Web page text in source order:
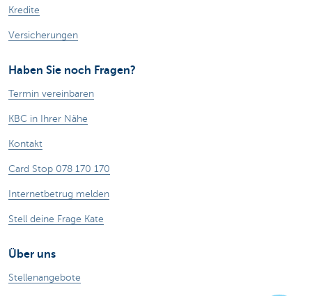
Kredite
Versicherungen
Haben Sie noch Fragen?
Termin vereinbaren
KBC in Ihrer Nähe
Kontakt
Card Stop 078 170 170
Internetbetrug melden
Stell deine Frage Kate
Über uns
Stellenangebote